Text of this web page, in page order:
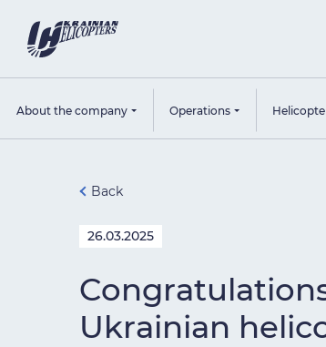
About the company Operations
Back
26.03.2025
Ukrainian